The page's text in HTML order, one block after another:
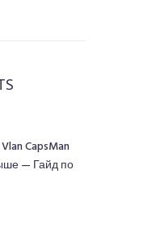
CapsMan
— Гайд по